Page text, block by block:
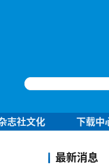
志社文化 下载中
最新消息